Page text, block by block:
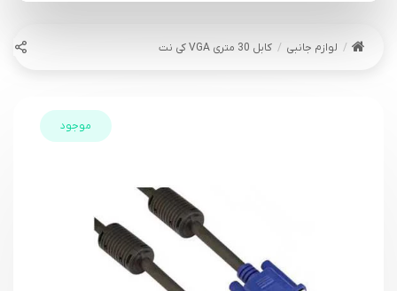
لوازم جانبی کابل 30 متری VGA کی نت
موجود